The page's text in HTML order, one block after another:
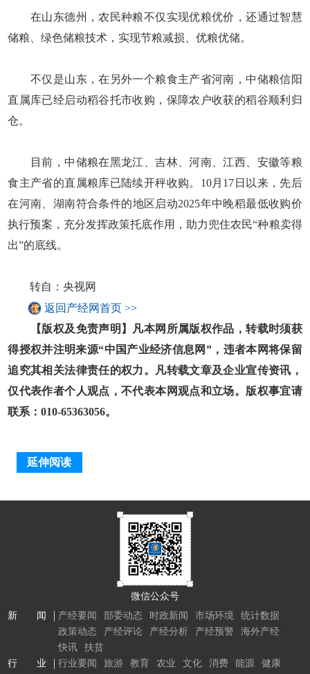
在山东德州，农民种粮不仅实现优粮优价，还通过智慧
储粮、绿色储粮技术，实现节粮减损、优粮优储。
不仅是山东，在另外一个粮食主产省河南，中储粮信阳
直属库已经启动稻谷托市收购，保障农户收获的稻谷顺利归
仓。
目前，中储粮在黑龙江、吉林、河南、江西、安徽等粮
食主产省的直属粮库已陆续开秤收购。10月17日以来，先后
在河南、湖南符合条件的地区启动2025年中晚稻最低收购价
执行预案，充分发挥政策托底作用，助力兜住农民“种粮卖得
出”的底线。
转自：央视网
返回产经网首页 >>
【版权及免责声明】凡本网所属版权作品，转载时须获
得授权并注明来源“中国产业经济信息网”，违者本网将保留
追究其相关法律责任的权力。凡转载文章及企业宣传资讯，
仅代表作者个人观点，不代表本网观点和立场。版权事宜请
联系：010-65363056。
延伸阅读
微信公众号
新 闻
产经要闻 部委动态 时政新闻 市场环境
统计数据
政策动态
产经评论 产经分析 产经预警
海外产经
快讯
扶贫
行 业
行业要闻 旅游 教育 农业 文化 消费 能源 健康